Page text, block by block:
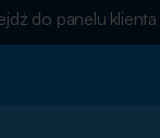
do panelu klienta